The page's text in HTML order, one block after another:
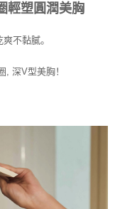
輕塑圓潤美胸
不黏膩。
深V型美胸！